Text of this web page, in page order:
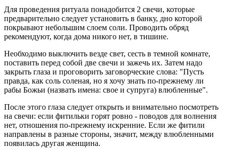
Для проведения ритуала понадобится 2 свечи, которые
предварительно следует установить в банку, дно которой
покрывают небольшим слоем соли. Проводить обряд
рекомендуют, когда дома никого нет, в тишине.
Необходимо выключить везде свет, сесть в темной комнате,
поставить перед собой две свечи и зажечь их. Затем надо
закрыть глаза и проговорить заговорческие слова: "Пусть
правда, как соль соленая, но я хочу знать по-прежнему ли
рабы Божьи (назвать имена: свое и супруга) влюбленные".
После этого глаза следует открыть и внимательно посмотреть
на свечи: если фитильки горят ровно - поводов для волнения
нет, отношения по-прежнему искренние. Если же фитили
направлены в разные стороны, значит, между влюбленными
появилась другая женщина.